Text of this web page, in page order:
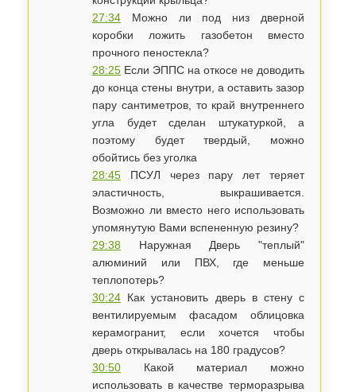
27:34 Можно ли под низ дверной
коробки ложить газобетон вместо
прочного пеностекла?
28:25 Если ЭППС на откосе не доводить
до конца стены внутри, а оставить зазор
пару сантиметров, то край внутреннего
угла будет сделан штукатуркой, а
поэтому будет твердый, можно
обойтись без уголка
28:45 ПСУЛ через пару лет теряет
эластичность, выкрашивается.
Возможно ли вместо него использовать
упомянутую Вами вспененную резину?
29:38 Наружная Дверь "теплый"
алюминий или ПВХ, где меньше
теплопотерь?
30:24 Как установить дверь в стену с
вентилируемым фасадом облицовка
керамогранит, если хочется чтобы
дверь открывалась на 180 градусов?
30:50 Какой материал можно
использовать в качестве терморазрыва